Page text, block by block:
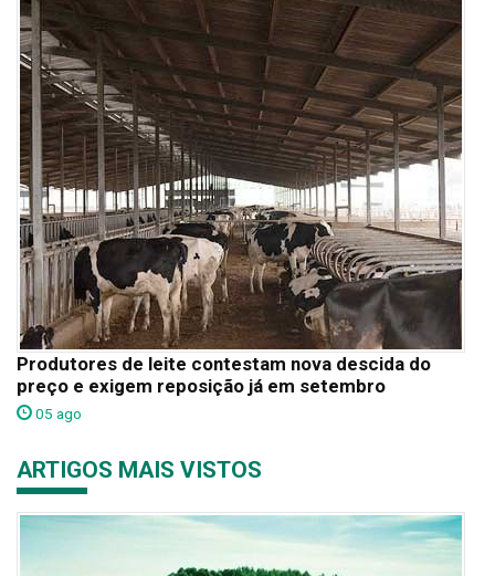
Produtores de leite contestam nova descida do
preço e exigem reposição já em setembro
05 ago
ARTIGOS MAIS VISTOS